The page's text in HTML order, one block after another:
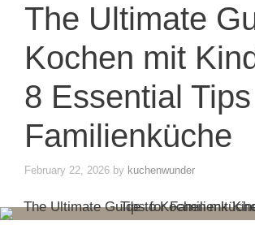
The Ultimate
Kochen mit
8 Essential
Familienküche
February 22, 2026 by kuchenwunder